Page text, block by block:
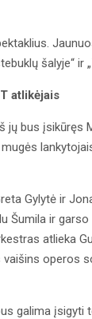
šalyje“ ir
atlikėjais
jų bus įsikūręs
Gylytė ir
Šumila ir
atlieka
operos
galima įsigyti